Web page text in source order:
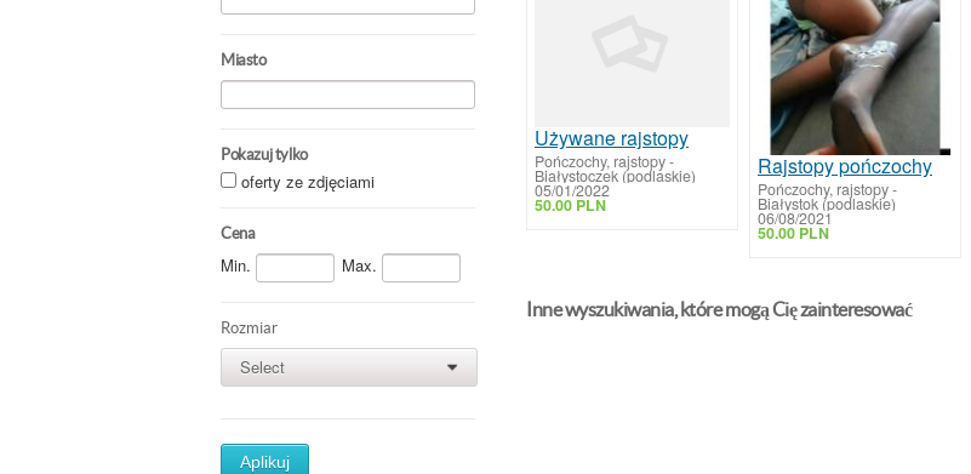
Miasto
Pokazuj tylko
oferty ze zdjęciami
Cena
Min. Max.
Rozmiar
Select 0
Aplikuj
Używane rajstopy
Pończochy, rajstopy-
Białystoczek (podlaskie)
05/01/2022
50.00 PLN
Rajstopy pończochy
Pończochy, rajstopy-
Białystok (podlaskie)
06/08/2021
50.00 PLN
Inne wyszukiwania, które mogą Cię zainteresować